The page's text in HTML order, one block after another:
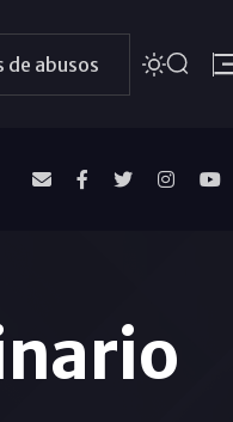
de abusos